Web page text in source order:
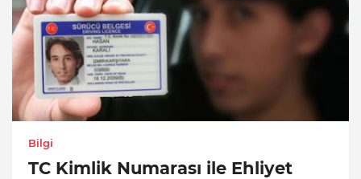
Bilgi
TC Kimlik Numarası ile Ehliyet